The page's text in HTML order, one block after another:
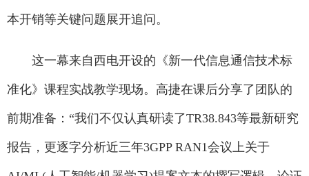
本开销等关键问题展开追问。
这一幕来自西电开设的《新一代信息通信技术标
准化》课程实战教学现场。高捷在课后分享了团队的
前期准备：“我们不仅认真研读了TR38.843等最新研究
报告，更逐字分析近三年3GPP RAN1会议上关于